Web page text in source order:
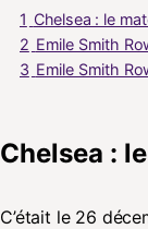
1 Chelsea : le
2 Emile Smith
3 Emile Smith
Chelsea :
C’était le 26